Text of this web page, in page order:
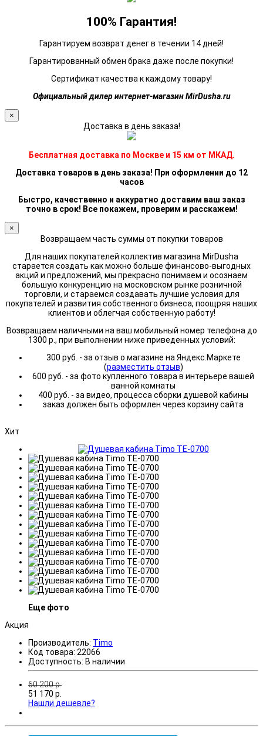
100% Гарантия!
Гарантируем возврат денег в течении 14 дней!
Гарантированный обмен брака даже после покупки!
Сертификат качества к каждому товару!
Официальный дилер интернет-магазин MirDusha.ru
×
Доставка в день заказа!
Бесплатная доставка по Москве и 15 км от МКАД.
Доставка товаров в день заказа! При оформлении до 12
часов
Быстро, качественно и аккуратно доставим ваш заказ
точно в срок! Все покажем, проверим и расскажем!
×
Возвращаем часть суммы от покупки товаров
Для наших покупателей коллектив магазина MirDusha
старается создать как можно больше финансово-выгодных
акций и предложений, мы прекрасно понимаем и осознаем
большую конкуренцию на московском рынке розничной
торговли, и стараемся создавать лучшие условия для
покупателей и развития собственного бизнеса, поощряя наших
клиентов и облегчая собственную работу!
Возвращаем наличными на ваш мобильный номер телефона до
1300 р., при выполнении ниже приведенных условий:
300 руб. - за отзыв о магазине на Яндекс.Маркете
(разместить отзыв)
600 руб. - за фото купленного товара в интерьере вашей
ванной комнаты
400 руб. - за видео, процесса сборки душевой кабины
заказ должен быть оформлен через корзину сайта
Хит
Еще фото
Акция
Производитель: Timo
Код товара: 22066
Доступность: В наличии
60 200р.
51 170 р.
Нашли дешевле?